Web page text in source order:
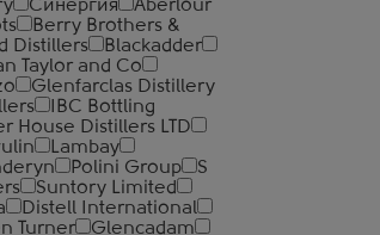
Синергия
Aberlour
Berry Brothers &
Distillers
Blackadder
Taylor and Co
Glenfarclas Distillery
IBC Bottling
House Distillers LTD
Lambay
Polini Group
S
Suntory Limited
Distell International
Turner
Glencadam